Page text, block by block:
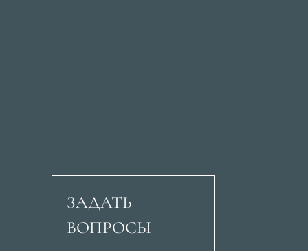
Авеню Рикардо
ЗАДАТЬ
ВОПРОСЫ